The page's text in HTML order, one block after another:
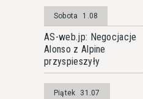
Sobota 1.08
AS-web.jp: Negocjacje
Alonso z Alpine
przyspieszyły
Piątek 31.07